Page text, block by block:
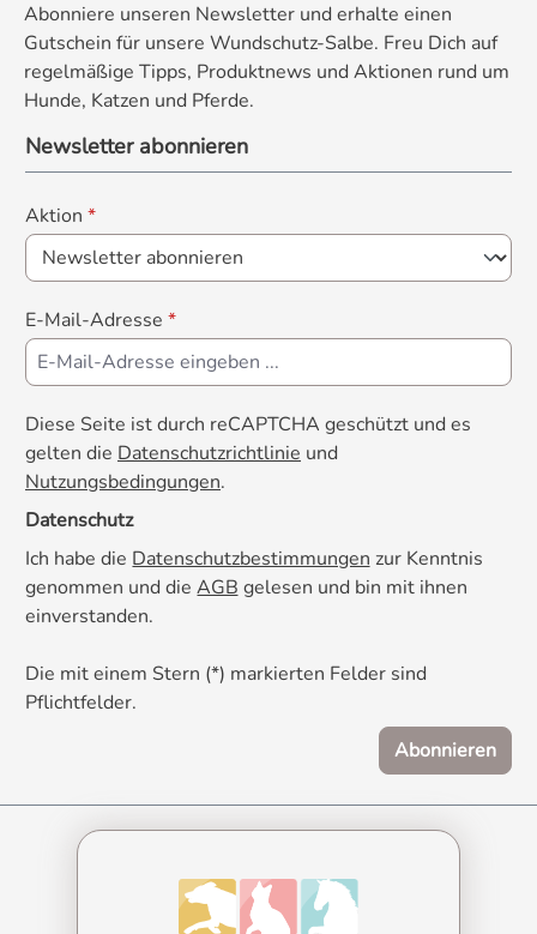
Abonniere unseren Newsletter und erhalte einen
Gutschein für unsere Wundschutz-Salbe. Freu Dich auf
regelmäßige Tipps, Produktnews und Aktionen rund um
Hunde, Katzen und Pferde.
Newsletter abonnieren
Aktion *
E-Mail-Adresse *
Diese Seite ist durch reCAPTCHA geschützt und es
gelten die Datenschutzrichtlinie und
Nutzungsbedingungen.
Datenschutz
Ich habe die Datenschutzbestimmungen zur Kenntnis
genommen und die AGB gelesen und bin mit ihnen
einverstanden.
Die mit einem Stern (*) markierten Felder sind
Pflichtfelder.
Abonnieren